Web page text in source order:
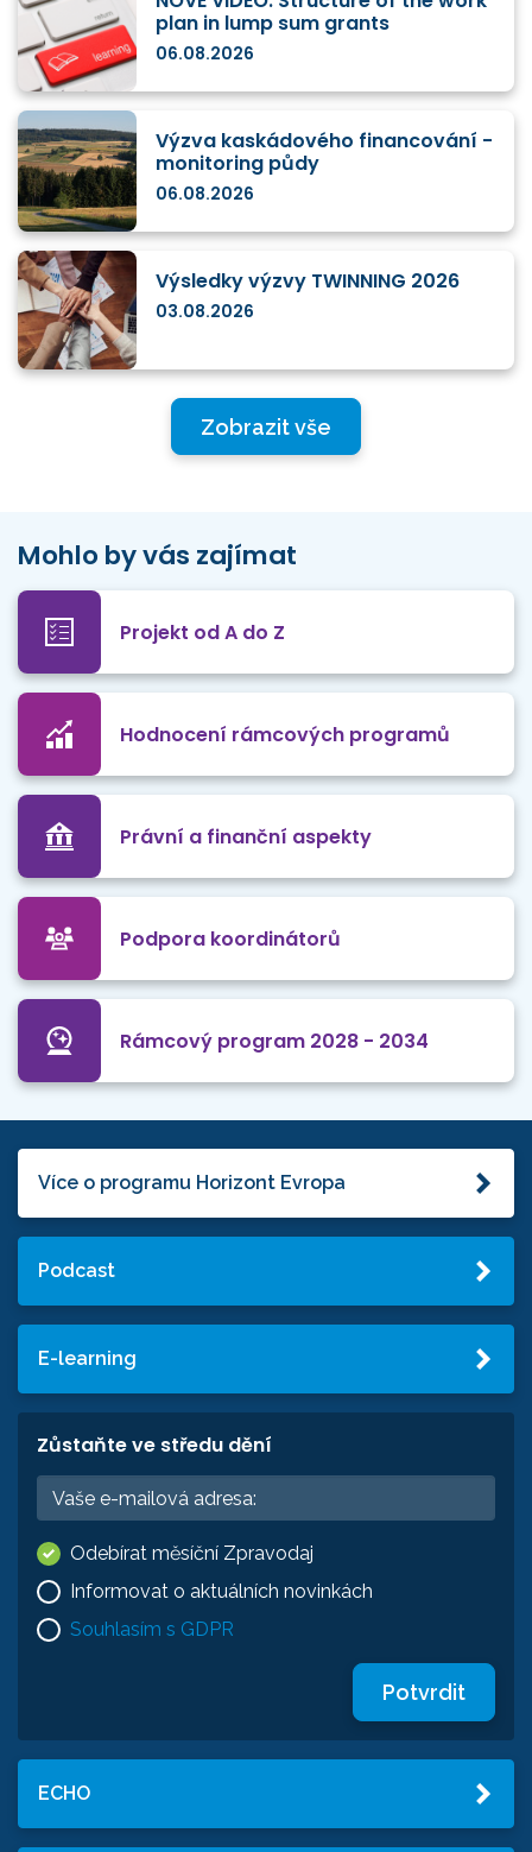
plan in lump sum grants
06.08.2026
Výzva kaskádového financování -
monitoring půdy
06.08.2026
Výsledky výzvy TWINNING 2026
03.08.2026
Zobrazit vše
Mohlo by vás zajímat
Projekt od A do Z
Hodnocení rámcových programů
Právní a finanční aspekty
Podpora koordinátorů
Rámcový program 2028 - 2034
Více o programu Horizont Evropa
Podcast
E-learning
Zůstaňte ve středu dění
Odebírat měsíční Zpravodaj
Informovat o aktuálních novinkách
Souhlasím s GDPR
Potvrdit
ECHO